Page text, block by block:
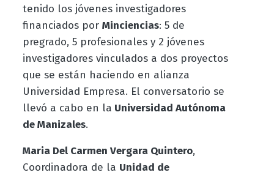
tenido los jóvenes investigadores
financiados por Minciencias: 5 de
pregrado, 5 profesionales y 2 jóvenes
investigadores vinculados a dos proyectos
que se están haciendo en alianza
Universidad Empresa. El conversatorio se
llevó a cabo en la Universidad Autónoma
de Manizales.
Maria Del Carmen Vergara Quintero,
Coordinadora de la Unidad de